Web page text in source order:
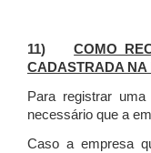
11)COMO
CADASTRADA NA
Para registrar uma
necessário que a
Caso a empresa